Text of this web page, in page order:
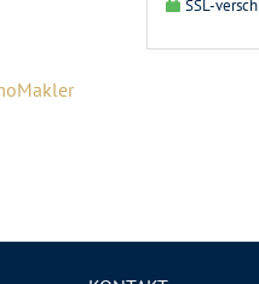
SSL-